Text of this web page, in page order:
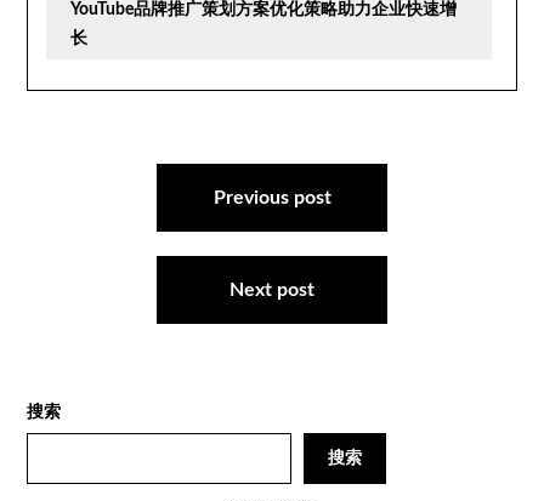
YouTube品牌推广策划方案优化策略助力企业快速增
长
Previous post
Next post
搜索
搜索